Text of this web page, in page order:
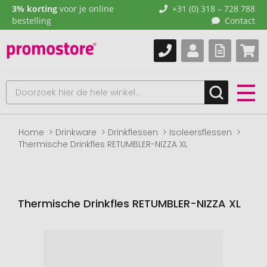
3% korting voor je online
bestelling
+31 (0) 318 – 728 788
Contact
Home Drinkware Drinkflessen
Isoleersflessen
Thermische Drinkfles RETUMBLER-NIZZA XL
Thermische Drinkfles RETUMBLER-NIZZA XL